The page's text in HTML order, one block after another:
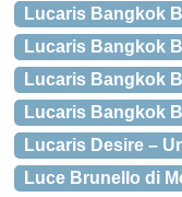
Lucaris Bangkok
Lucaris Bangkok
Lucaris Bangkok
Lucaris Bangkok
Lucaris Desire –
Luce Brunello di